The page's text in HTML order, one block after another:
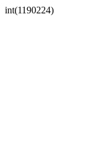
int(1190224)